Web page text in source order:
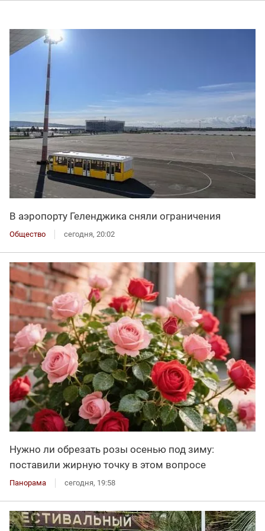
В аэропорту Геленджика сняли ограничения
Общество сегодня, 20:02
Нужно ли обрезать розы осенью под зиму:
поставили жирную точку в этом вопросе
Панорама сегодня, 19:58